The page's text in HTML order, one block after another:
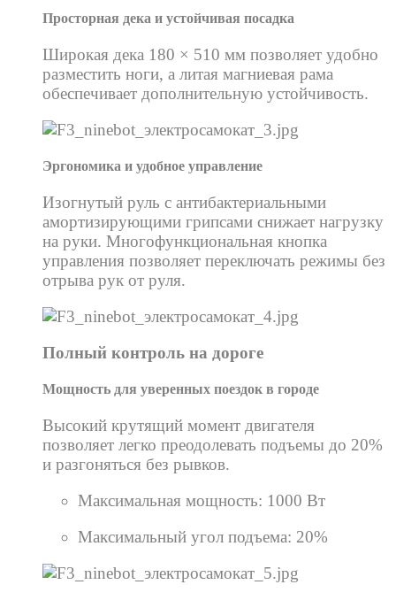
Просторная дека и устойчивая посадка
Широкая дека 180 × 510 мм позволяет удобно
разместить ноги, а литая магниевая рама
обеспечивает дополнительную устойчивость.
Эргономика и удобное управление
Изогнутый руль с антибактериальными
амортизирующими грипсами снижает нагрузку
на руки. Многофункциональная кнопка
управления позволяет переключать режимы без
отрыва рук от руля.
Полный контроль на дороге
Мощность для уверенных поездок в городе
Высокий крутящий момент двигателя
позволяет легко преодолевать подъемы до 20%
и разгоняться без рывков.
Максимальная мощность: 1000 Вт
Максимальный угол подъема: 20%